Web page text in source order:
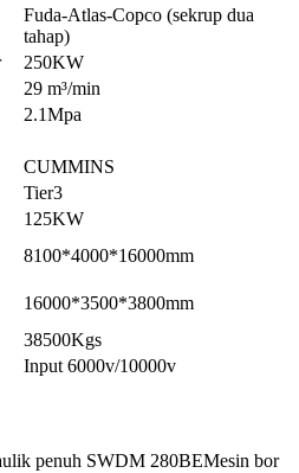
Fuda-Atlas-Copco (sekrup dua
tahap)
250KW
29 m³/min
2.1Mpa
CUMMINS
Tier3
125KW
8100*4000*16000mm
16000*3500*3800mm
38500Kgs
Input 6000v/10000v
penuh SWDM 280BEMesin bor